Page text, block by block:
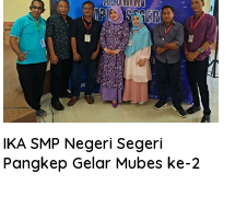
IKA SMP Negeri Segeri
Pangkep Gelar Mubes ke-2